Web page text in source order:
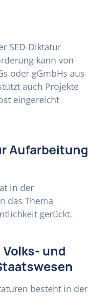
SED-Diktatur
kann von
oder gGmbHs aus
auch Projekte
eingereicht
Aufarbeitung
in der
das Thema
gerückt.
und
besteht in der